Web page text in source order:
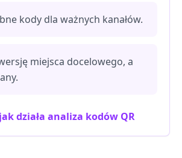
kody dla ważnych kanałów.
miejsca docelowego, a
działa analiza kodów QR